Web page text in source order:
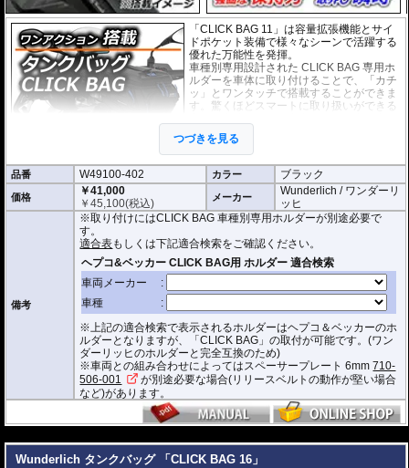
「CLICK BAG 11」は容量拡張機能とサイ
ドポケット装備で様々なシーンで活躍する
優れた万能性を発揮。
車種別専用設計された CLICK BAG 専用ホ
ルダーを車体に取り付けることで、「カチ
ッ」とワンタッチで搭載することができま
す。驚くほどスマートに取り扱いができる
現。
撥水加工が施された耐久性が非常に高い生
地を採用。
形状保持設計で、中身が空の状態でも型崩れせず、高速走行におけるバタつ
きを防ぎます。
防水インナー、防水ジッパーを装備しており、高い防水性能を有しておりま
す。(完全防水を保証するものではありません)
ジッパーにはタグが付けられており、グローブを付けたままでも簡単に開け
閉めできます。
バッグをホルダーから取り外す時もレシーバーのストラップを引くだけ。給
油時も邪魔になりません。
オプションでスペーサー
をご用意しております。タンクとタンクバッグのク
リアランスの調節が可能です。
サイド3箇所に収納ポケットを装備。
容量 : 約11L(拡張時14L)
D x W x H(cm) : 約 35 x 28 x 20(拡張時:24)
※サイズ/画像からハンドルなどと干渉しないことをあらかじめご確認の上お求
めください。
つづきを見る
品番 W49100-402 カラー ブラック
価格
￥41,000
￥45,100(税込) メーカー
Wunderlich / ワンダーリ
ッヒ
備考
※取り付けにはCLICK BAG 車種別専用ホルダーが別途必要で
す。
適合表もしくは下記適合検索をご確認ください。
※上記の適合検索で表示されるホルダーはヘプコ＆ベッカーのホ
ルダーとなりますが、「CLICK BAG」の取付が可能です。(ワン
ダーリッヒのホルダーと完全互換のため)
※車両との組み合わせによってはスペーサープレート 6mm710-
506-001
が別途必要な場合(リリースベルトの動作が堅い場合
など)があります。
Wunderlich タンクバッグ 「CLICK BAG 16」